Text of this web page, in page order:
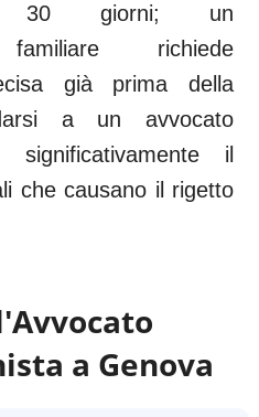
30 giorni; un
familiare richiede
già prima della
a un avvocato
significativamente il
che causano il rigetto
a Genova